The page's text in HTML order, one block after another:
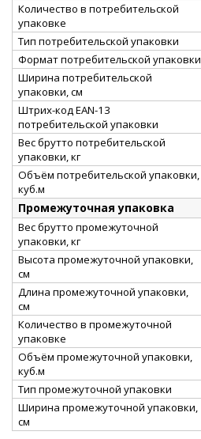
Количество в потребительской
упаковке
Тип потребительской упаковки
Формат потребительской упаковки
Ширина потребительской
упаковки, см
Штрих-код EAN-13
потребительской упаковки
Вес брутто потребительской
упаковки, кг
Объём потребительской упаковки,
куб.м
Промежуточная упаковка
Вес брутто промежуточной
упаковки, кг
Высота промежуточной упаковки,
см
Длина промежуточной упаковки,
см
Количество в промежуточной
упаковке
Объём промежуточной упаковки,
куб.м
Тип промежуточной упаковки
Ширина промежуточной упаковки,
см